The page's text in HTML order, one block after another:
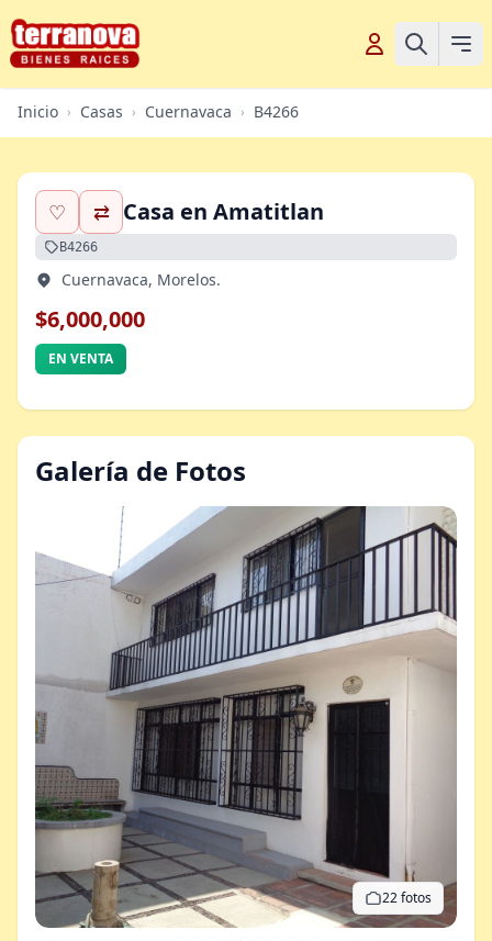
Inicio › Casas › Cuernavaca › B4266
♡ ⇄ Casa en Amatitlan
B4266
Cuernavaca, Morelos.
$6,000,000
EN VENTA
Galería de Fotos
22 fotos